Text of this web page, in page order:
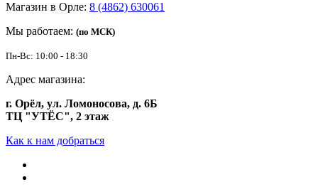
Магазин в Орле: 8 (4862) 630061
Мы работаем: (по МСК)
Пн-Вс: 10:00 - 18:30
Адрес магазина:
г. Орёл, ул. Ломоносова, д. 6Б
ТЦ "УТЁС", 2 этаж
Как к нам добраться